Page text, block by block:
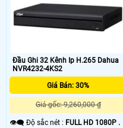
Đầu Ghi 32 Kênh Ip H.265 Dahua
NVR4232-4KS2
Giá Bán: 30%
Giá gốc: 9,260,000 ₫
👁️‍🗨 Độ sắc nét : FULL HD 1080P .